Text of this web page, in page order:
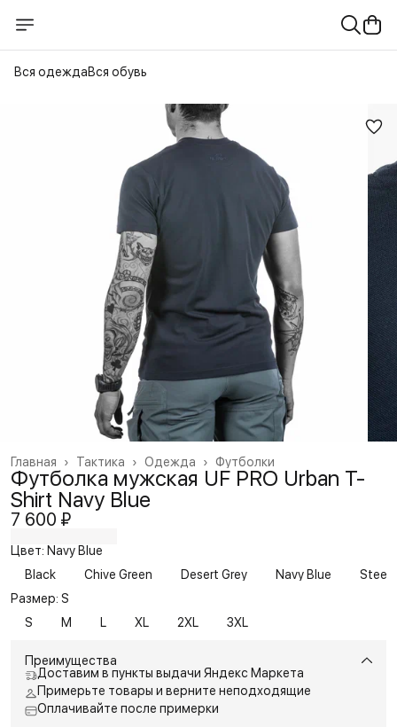
Вся одеждаВся обувь
Футболки
Одежда ›
Тактика ›
Главная ›
Футболка мужская UF PRO Urban T-
Shirt Navy Blue
7 600 ₽
Цвет: Navy Blue
Black
Chive Green Desert Grey Navy Blue
Steel
Размер: S
S
M L XL 2XL 3XL
Преимущества
Доставим в пункты выдачи Яндекс Маркета
Примерьте товары и верните неподходящие
Оплачивайте после примерки